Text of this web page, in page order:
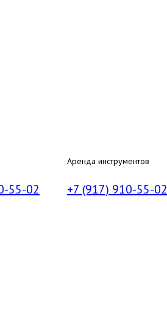
55-02
Аренда инструментов
+7 (917) 910-55-02